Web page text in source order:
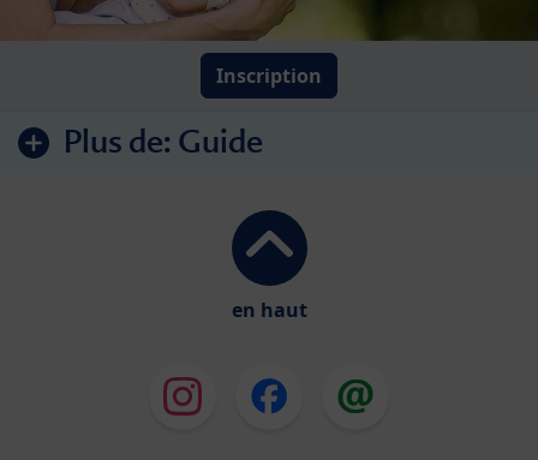
Inscription
Plus de: Guide
en haut